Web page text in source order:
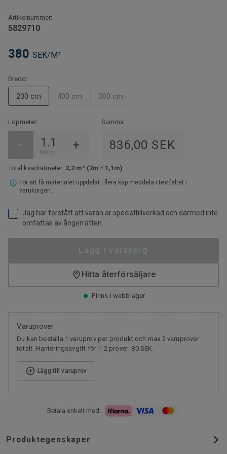
Artikelnummer:
5829710
380 SEK/M²
Bredd:
200 cm 400 cm 300 cm
Löpmeter:
Meter +
Summa:
836,00 SEK
Total kvadratmeter: 2,2 m² (2m * 1,1m)
För att få materialet uppdelat i flera kap meddela i textfältet i
varukorgen.
Jag har förstått att varan är specialtillverkad och därmed inte
omfattas av ångerrätten.
Hitta återförsäljare
Finns i webblager
Varuprover
Du kan beställa 1 varuprov per produkt och max 2 varuprover
totalt. Hanteringsavgift för 1-2 prover: 80 SEK.
Lägg till varuprov
Betala enkelt med:
Produktegenskaper